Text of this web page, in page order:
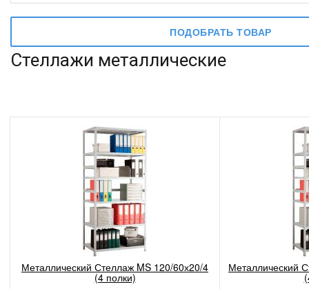
ПОДОБРАТЬ ТОВАР
Стеллажи металлические
Металлический Стеллаж MS 120/60х20/4
(4 полки)
Металлический